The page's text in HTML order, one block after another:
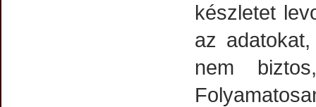
készletet
az
nem